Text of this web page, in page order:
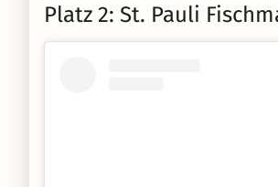
Platz 2: St. Pauli